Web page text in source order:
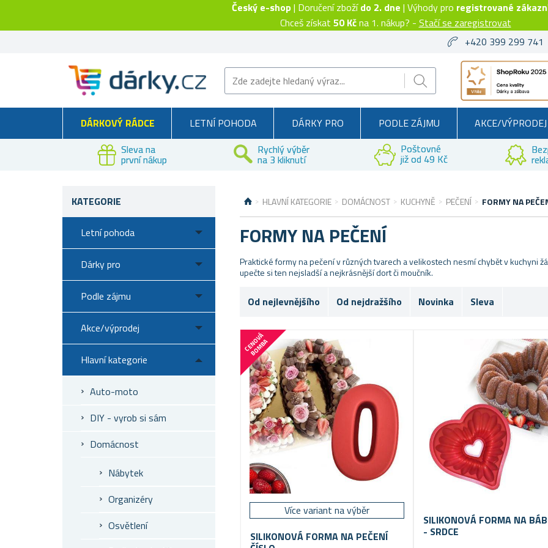
Český e-shop| Doručení zbožído 2. dne | Výhody pro registrované
Chceš získat 50 Kčna 1. nákup? - Stačí se zaregistrovat
+420 399 299 741
DÁRKOVÝ RÁDCE LETNÍ POHODA DÁRKY PRO PODLE ZÁJMU AKCE/VÝPRODEJ
Sleva na
první nákup
Rychlý výběr
na 3 kliknutí
Poštovné
již od 49 Kč
KATEGORIE
Letní pohoda
Dárky pro
Podle zájmu
Akce/výprodej
Hlavní kategorie
Auto-moto
DIY - vyrob si sám
Domácnost
Nábytek
Organizéry
Osvětlení
HLAVNÍ KATEGORIE DOMÁCNOST KUCHYNĚ PEČENÍ FORMY NA
FORMY NA PEČENÍ
Praktické formy na pečení v různých tvarech a velikostech nesmí chybět v kuchyni
upečte si ten nejsladší a nejkrásnější dort či moučník.
Od nejlevnějšího Od nejdražšího Novinka Sleva
C
E
N
O
V
Á
B
O
M
B
A
Více variant na výběr
SILIKONOVÁ FORMA NA PEČENÍ
SILIKONOVÁ FORMA NA
- SRDCE